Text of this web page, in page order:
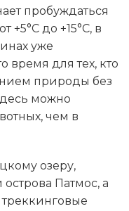
пробуждаться
+5°C до +15°C, в
уже
время для тех, кто
природы без
можно
чем в
озеру,
Патмос, а